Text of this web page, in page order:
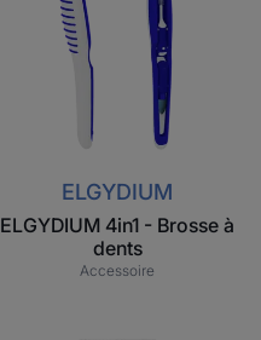
ELGYDIUM
ELGYDIUM 4in1 - Brosse à
dents
Accessoire